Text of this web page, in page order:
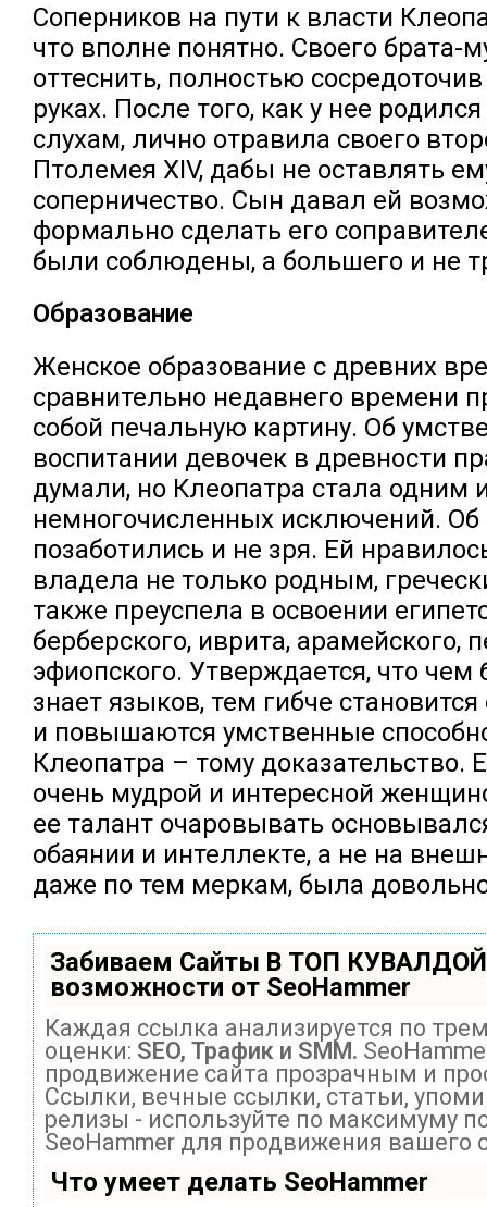
Соперников на пути к власти
что вполне понятно. Своего брата-
оттеснить, полностью
руках. После того, как у нее
слухам, лично отравила своего
Птолемея XIV, дабы не оставлять
соперничество. Сын давал ей
формально сделать его
были соблюдены, а большего и не
Образование
Женское образование с древних
сравнительно недавнего времени
собой печальную картину. Об
воспитании девочек в древности
думали, но Клеопатра стала одним
немногочисленных исключений. Об
позаботились и не зря. Ей
владела не только родным,
также преуспела в освоении
берберского, иврита, арамейского,
эфиопского. Утверждается, что
знает языков, тем гибче
и повышаются умственные
Клеопатра – тому доказательство.
очень мудрой и интересной
ее талант очаровывать
обаянии и интеллекте, а не на
даже по тем меркам, была
Забиваем Сайты В ТОП
возможности от SeoHammer
Каждая ссылка анализируется по
оценки: SEO, Трафик и SMM.
продвижение сайта прозрачным и
Ссылки, вечные ссылки, статьи,
релизы - используйте по максимуму
SeoHammer для продвижения вашего
Что умеет делать SeoHammer